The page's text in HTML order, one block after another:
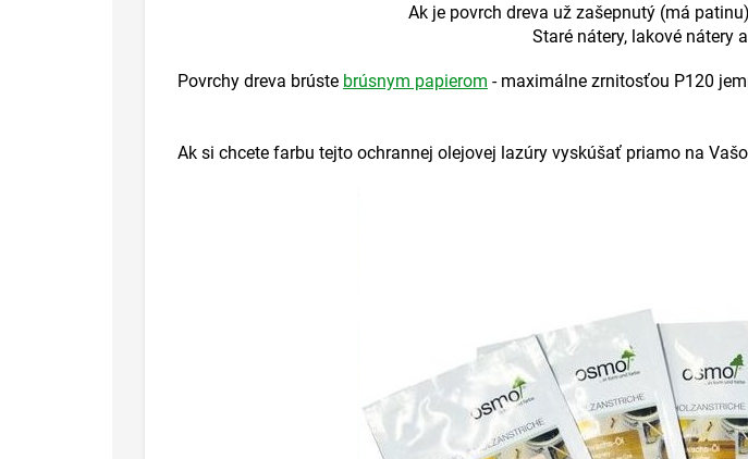
Ak je povrch dreva už zašepnutý (má
Staré nátery, lakové nátery
Povrchy dreva brúste brúsnym papierom - maximálne zrnitosťou P120
Ak si chcete farbu tejto ochrannej olejovej lazúry vyskúšať priamo na